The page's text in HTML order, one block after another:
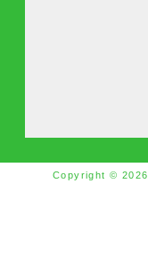
Copyright © 2026